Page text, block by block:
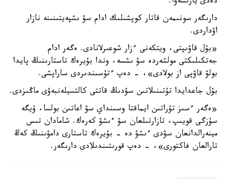
دارىگەر سونىمەن قاتار كوپشىلىك ادام سۋ ىشپەيتىنىنە نازار
اۋداردى.
«بۇل قاۋىپتى، ويتكەنى ءزار شوعىرلانادى. ەگەر ادام
جەتكىلىكتى مولشەردە سۋ ىشسە، وندا بۇيرەك تاستارىنىڭ پايدا
بولۋ قاۋپى از بولادى»، - دەپ ءتۇسىندىردى ساراپشى.
بۇل جاعدايدا تۇتىنىلاتىن سۋدىڭ قاتتى كالتسيلەنبەۋى ماڭىزدى.
«ەگەر ءسىز تۇراتىن ايماقتا وسىنداي سۋ اعاتىن بولسا، ۇيگە
سۇزگى قويىپ، تازارتىلعان سۋ ءىشۋ كەرەك. شامادان تىس
مينەرالدانعان سۋدى ءىشۋ دە - بۇيرەك تاستارى دامۋىنىڭ كەڭ
تارالعان فاكتورى»، - دەپ قورىتىندىلادى دارىگەر.